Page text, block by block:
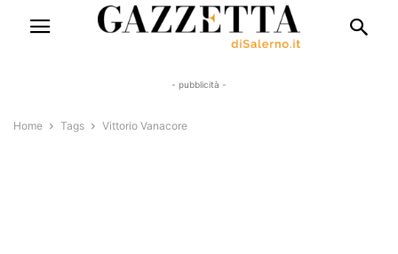
- pubblicità -
Home Tags Vittorio Vanacore